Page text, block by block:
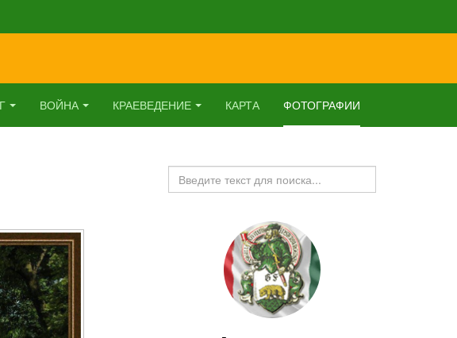
ВОЙНА КРАЕВЕДЕНИЕ КАРТА ФОТОГРАФИИ
Искать...